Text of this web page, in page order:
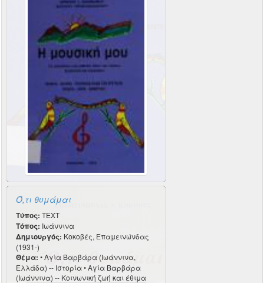
Ό,τι θυμάμαι
Τύπος: TEXT
Τόπος: Ιωάννινα
Δημιουργός: Κοκοβές, Επαμεινώνδας
(1931-)
Θέμα: • Αγία Βαρβάρα (Ιωάννινα,
Ελλάδα) -- Ιστορία • Αγία Βαρβάρα
(Ιωάννινα) -- Κοινωνική ζωή και έθιμα